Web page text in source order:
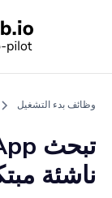
وظائف بدء التشغيل
ناشئة